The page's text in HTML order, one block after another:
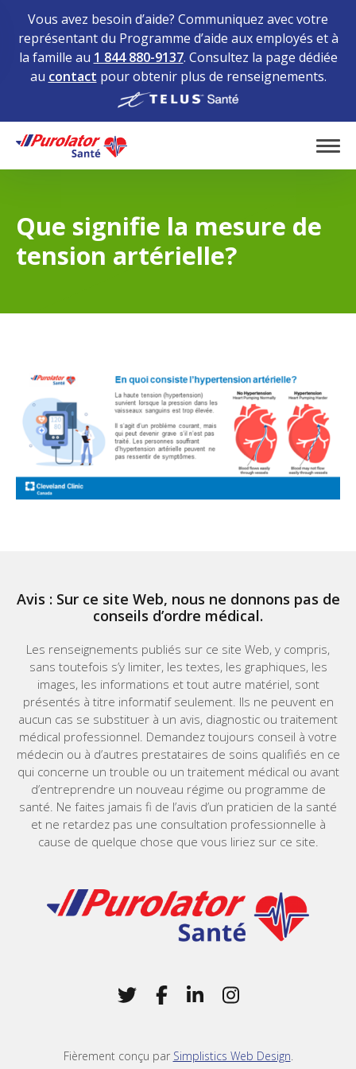
Vous avez besoin d’aide? Communiquez avec votre
représentant du Programme d’aide aux employés et à
la famille au 1 844 880-9137. Consultez la page dédiée
au contact pour obtenir plus de renseignements.
Home
Que signifie la mesure de
tension artérielle?
Avis : Sur ce site Web, nous ne donnons pas de
conseils d’ordre médical.
Les renseignements publiés sur ce site Web, y compris,
sans toutefois s’y limiter, les textes, les graphiques, les
images, les informations et tout autre matériel, sont
présentés à titre informatif seulement. Ils ne peuvent en
aucun cas se substituer à un avis, diagnostic ou traitement
médical professionnel. Demandez toujours conseil à votre
médecin ou à d’autres prestataires de soins qualifiés en ce
qui concerne un trouble ou un traitement médical ou avant
d’entreprendre un nouveau régime ou programme de
santé. Ne faites jamais fi de l’avis d’un praticien de la santé
et ne retardez pas une consultation professionnelle à
cause de quelque chose que vous liriez sur ce site.
Home
Twitter
(Opens in a new window)
Facebook
(Opens in a new
LinkedIn
(Opens in a new
Instagram
(Opens in a
Fièrement conçu par Simplistics Web Design.